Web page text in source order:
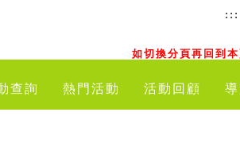
如切換分頁再回到
:::
查詢 熱門活動 活動回顧